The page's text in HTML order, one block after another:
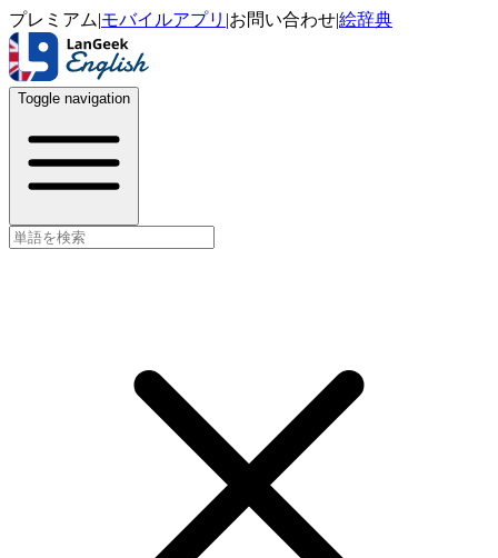
プレミアム|モバイルアプリ |お問い合わせ|絵辞典
Toggle navigation